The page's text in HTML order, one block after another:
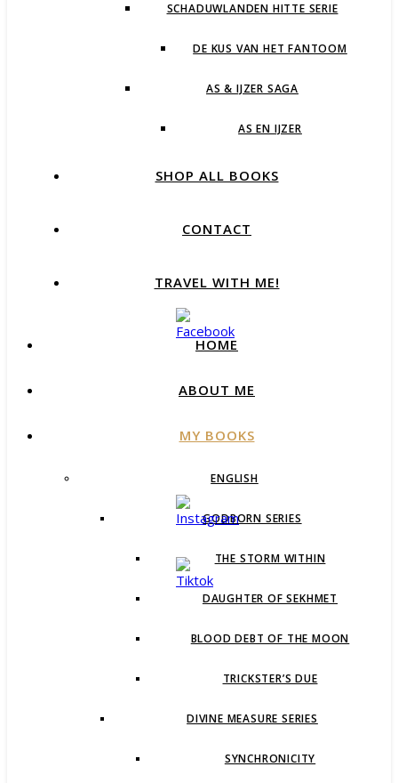
SCHADUWLANDEN HITTE SERIE
DE KUS VAN HET FANTOOM
AS & IJZER SAGA
AS EN IJZER
SHOP ALL BOOKS
CONTACT
TRAVEL WITH ME!
HOME
ABOUT ME
MY BOOKS
ENGLISH
GODBORN SERIES
THE STORM WITHIN
DAUGHTER OF SEKHMET
BLOOD DEBT OF THE MOON
TRICKSTER’S DUE
DIVINE MEASURE SERIES
SYNCHRONICITY